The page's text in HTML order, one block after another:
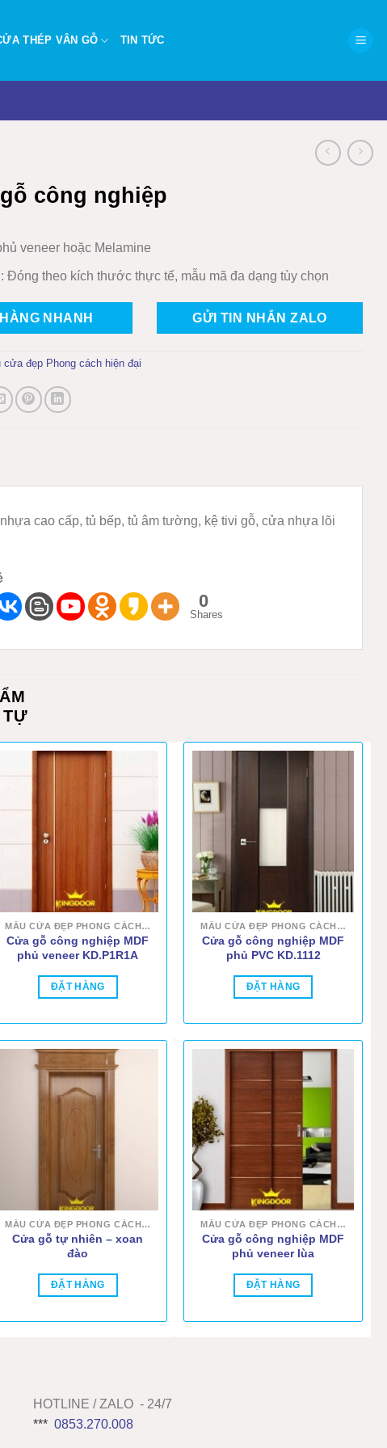
THÉP VÂN GỖ TIN TỨC
công nghiệp
veneer hoặc Melamine
Đóng theo kích thước thực tế, mẫu mã đa dạng tùy chọn
NHANH GỬI TIN NHẮN ZALO
cửa đẹp Phong cách hiện đại
cao cấp, tủ bếp, tủ âm tường, kệ tivi gỗ, cửa nhựa lõi
0
Shares
MẪU CỬA ĐẸP PHONG CÁCH HIỆN ĐẠI
Cửa gỗ công nghiệp MDF
phủ veneer KD.P1R1A
ĐẶT HÀNG
MẪU CỬA ĐẸP PHONG CÁCH HIỆN ĐẠI
Cửa gỗ công nghiệp MDF
phủ PVC KD.1112
ĐẶT HÀNG
MẪU CỬA ĐẸP PHONG CÁCH HIỆN ĐẠI
Cửa gỗ tự nhiên – xoan
đào
ĐẶT HÀNG
MẪU CỬA ĐẸP PHONG CÁCH HIỆN ĐẠI
Cửa gỗ công nghiệp MDF
phủ veneer lùa
ĐẶT HÀNG
HOTLINE / ZALO - 24/7
*** 0853.270.008